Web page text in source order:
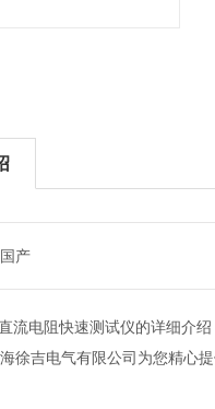
国产
流电阻快速测试仪的详细介绍
徐吉电气有限公司为您精心提